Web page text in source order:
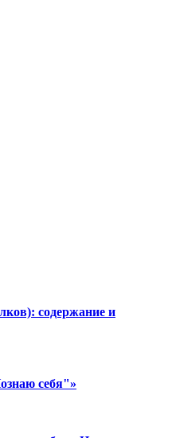
содержание и
себя"»